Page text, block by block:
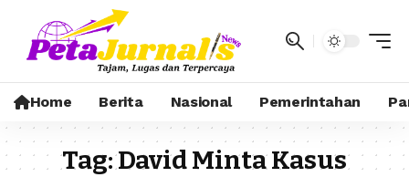
Home Berita Nasional Pemerintahan
Tag:David Minta Kasus